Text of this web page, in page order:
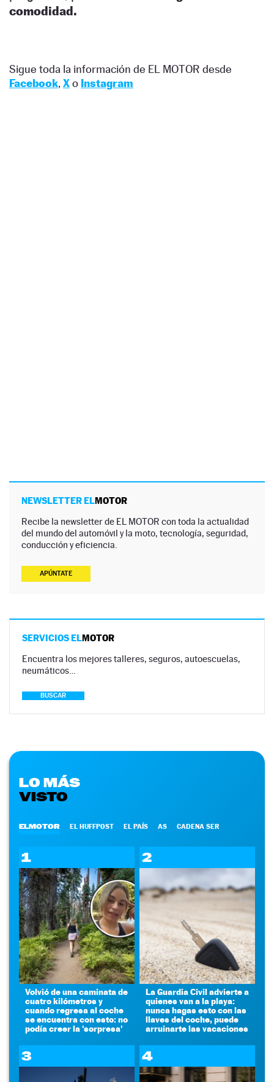
comodidad.
Sigue toda la información de EL MOTOR desde
Facebook, Xo Instagram
NEWSLETTER ELMOTOR
Recibe la newsletter de EL MOTOR con toda la actualidad
del mundo del automóvil y la moto, tecnología, seguridad,
conducción y eficiencia.
APÚNTATE
SERVICIOS ELMOTOR
Encuentra los mejores talleres, seguros, autoescuelas,
neumáticos…
BUSCAR
LO MÁS
VISTO
ELMOTOR EL HUFFPOST EL PAÍS AS CADENA SER
1
Volvió de una caminata de
cuatro kilómetros y
cuando regresa al coche
se encuentra con esto: no
podía creer la 'sorpresa'
2
La Guardia Civil advierte a
quienes van a la playa:
nunca hagas esto con las
llaves del coche, puede
arruinarte las vacaciones
3 4